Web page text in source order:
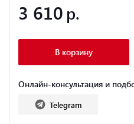
3 610
В корзину
Онлайн-консультация и
Telegram